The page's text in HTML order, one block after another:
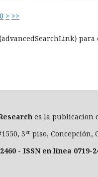
> >>
para
h es la publicacion
3er piso, Concepción,
- ISSN en línea 0719-